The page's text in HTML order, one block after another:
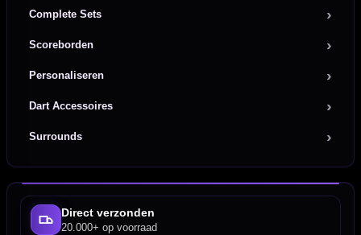
Complete Sets
Scoreborden
Personaliseren
Dart Accessoires
Surrounds
Direct verzonden
20.000+ op voorraad